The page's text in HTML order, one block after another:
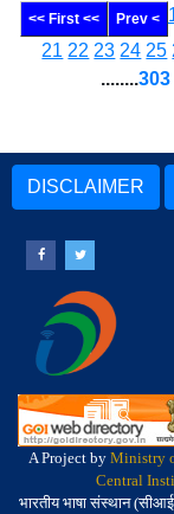
<< First << Prev <
21 22 23 24 25
........303
DISCLAIMER
A Project by Ministry
Central
भारतीय भाषा संस्थान